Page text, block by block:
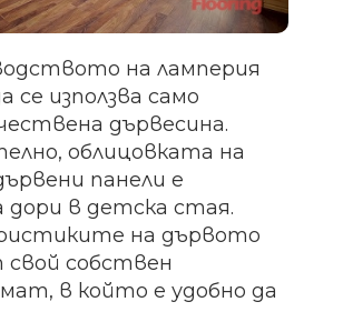
на ламперия
се използва само
дървесина.
облицовката на
панели е
дори в детска стая.
на дървото
свой собствен
в който е удобно да